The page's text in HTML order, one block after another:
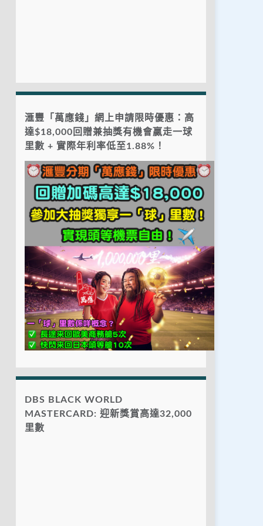
滙豐「萬應錢」網上申請限時優惠：高
達$18,000回贈兼抽獎有機會贏走一球
里數 + 實際年利率低至1.88%！
DBS BLACK WORLD
MASTERCARD: 迎新獎賞高達32,000
里數